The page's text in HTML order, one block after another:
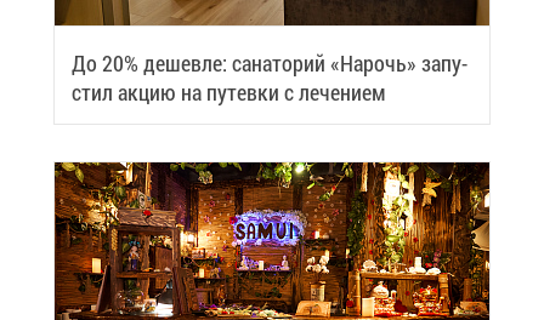
До 20% де­шев­ле: са­на­то­рий «На­рочь» за­пу­
стил ак­цию на пу­тев­ки с ле­че­ни­ем